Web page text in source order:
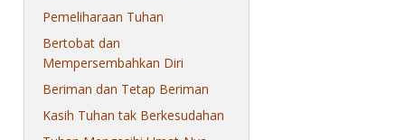
Pemeliharaan Tuhan
Bertobat dan
Mempersembahkan Diri
Beriman dan Tetap Beriman
Kasih Tuhan tak Berkesudahan